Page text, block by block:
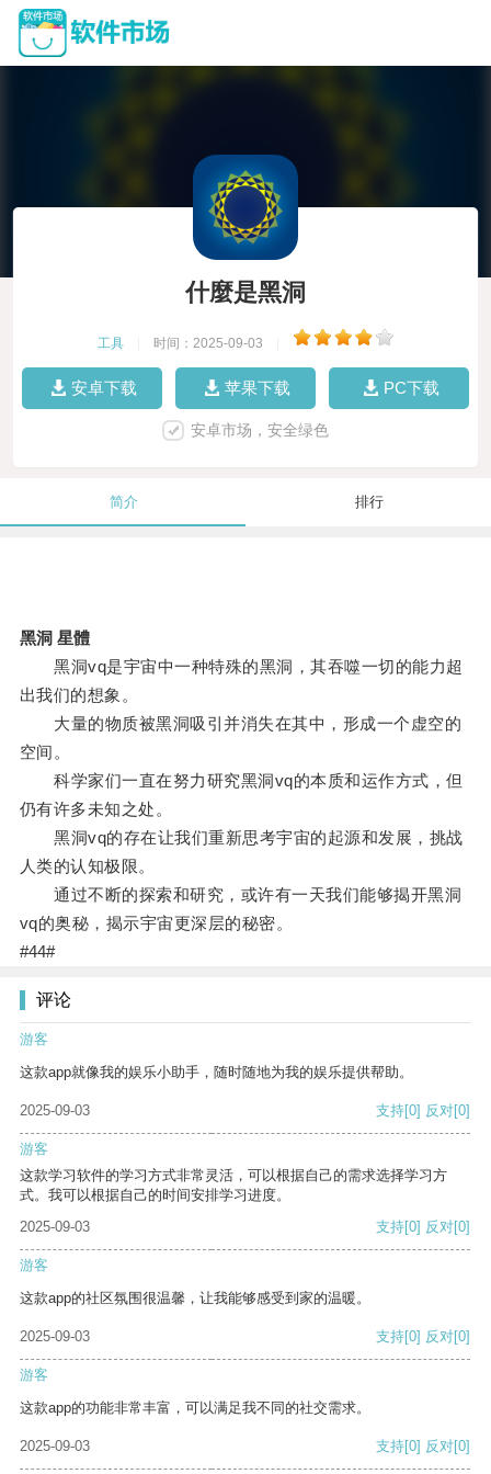
什麼是黑洞
工具 时间：2025-09-03
安卓下载 苹果下载 PC下载
安卓市场，安全绿色
简介 排行
黑洞 星體
黑洞vq是宇宙中一种特殊的黑洞，其吞噬一切的能力超
出我们的想象。
大量的物质被黑洞吸引并消失在其中，形成一个虚空的
空间。
科学家们一直在努力研究黑洞vq的本质和运作方式，但
仍有许多未知之处。
黑洞vq的存在让我们重新思考宇宙的起源和发展，挑战
人类的认知极限。
通过不断的探索和研究，或许有一天我们能够揭开黑洞
vq的奥秘，揭示宇宙更深层的秘密。
#44#
评论
游客
这款app就像我的娱乐小助手，随时随地为我的娱乐提供帮助。
2025-09-03 支持[0] 反对[0]
游客
这款学习软件的学习方式非常灵活，可以根据自己的需求选择学习方
式。我可以根据自己的时间安排学习进度。
2025-09-03
支持[0] 反对[0]
游客
这款app的社区氛围很温馨，让我能够感受到家的温暖。
2025-09-03 支持[0] 反对[0]
游客
这款app的功能非常丰富，可以满足我不同的社交需求。
2025-09-03 支持[0] 反对[0]